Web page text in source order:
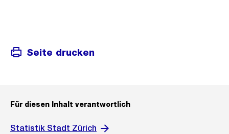
Seite drucken
Für diesen Inhalt verantwortlich
Statistik Stadt Zürich